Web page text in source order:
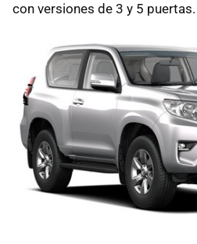
con versiones de 3 y 5 puertas.